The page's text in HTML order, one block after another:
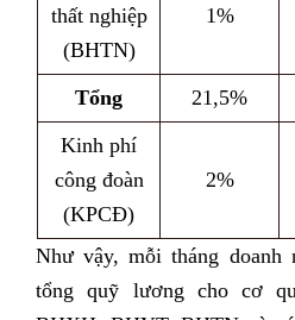
thất nghiệp
(BHTN)
1%
Tổng 21,5%
Kinh phí
công đoàn
(KPCĐ)
2%
Như vậy, mỗi tháng doanh
tổng quỹ lương cho cơ